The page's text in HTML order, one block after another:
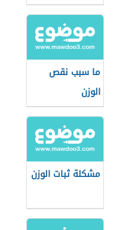
ما سبب نقص
الوزن
مشكلة ثبات الوزن